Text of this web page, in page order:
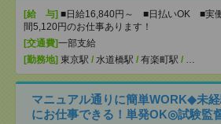
[給 与] ■日給16,840円～ ■日払いOK ■実
間5,120円のお仕事あります！
[交通費]一部支給
[勤務地] 東京駅 / 水道橋駅 / 有楽町駅 / …
マニュアル通りに簡単WORK◆未
にお仕事できる！単発OK◎試験監